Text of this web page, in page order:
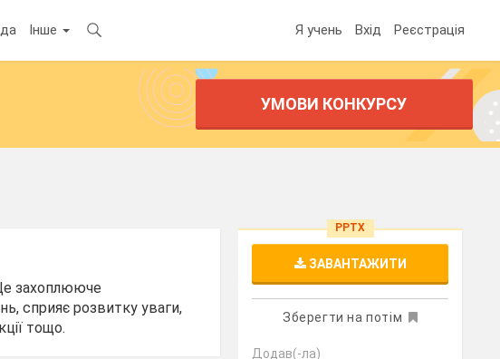
Інше Я учень Вхід Реєстрація
УМОВИ КОНКУРСУ
захоплююче
сприяє розвитку уваги,
тощо.
PPTX
ЗАВАНТАЖИТИ
Зберегти на потім
Додав(-ла)